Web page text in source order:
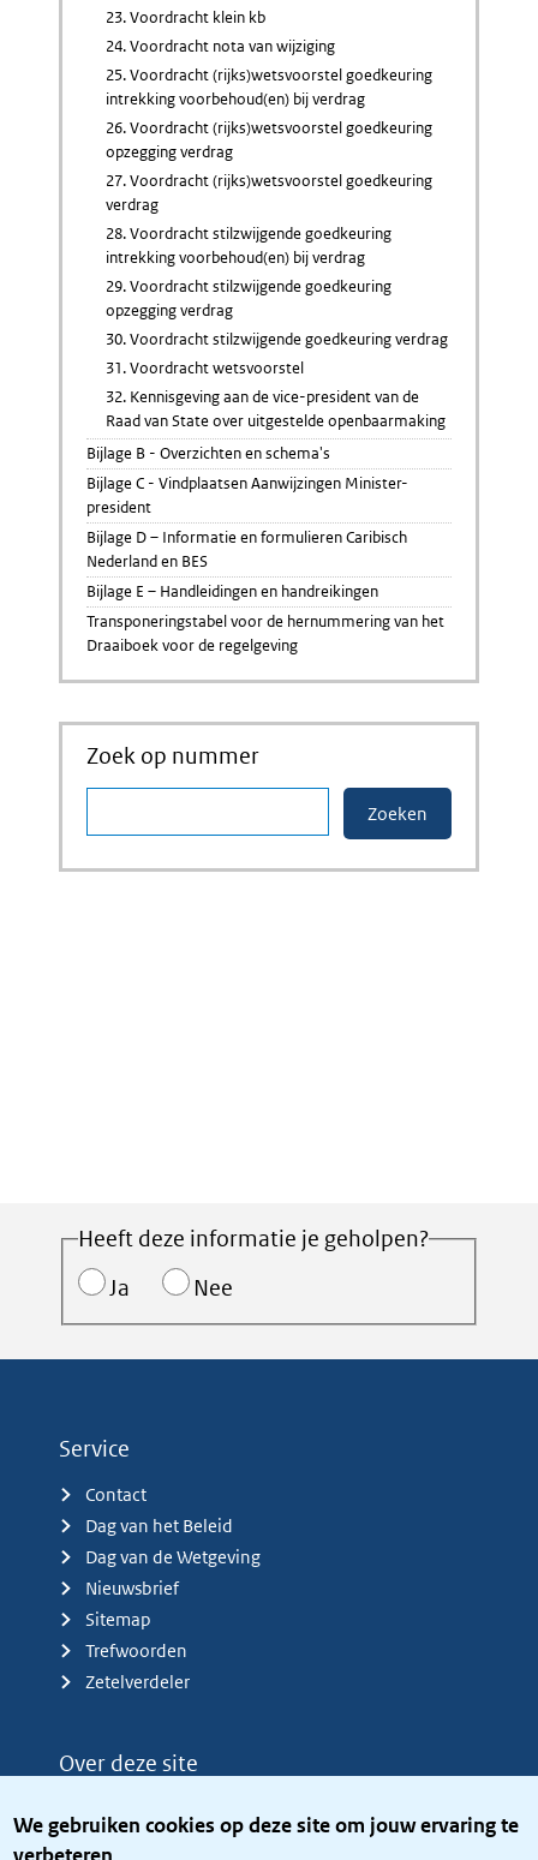
We gebruiken cookies op deze site om jouw ervaring te
23. Voordracht klein kb
24. Voordracht nota van wijziging
25. Voordracht (rijks)wetsvoorstel goedkeuring
intrekking voorbehoud(en) bij verdrag
26. Voordracht (rijks)wetsvoorstel goedkeuring
opzegging verdrag
27. Voordracht (rijks)wetsvoorstel goedkeuring
verdrag
28. Voordracht stilzwijgende goedkeuring
intrekking voorbehoud(en) bij verdrag
29. Voordracht stilzwijgende goedkeuring
opzegging verdrag
30. Voordracht stilzwijgende goedkeuring verdrag
31. Voordracht wetsvoorstel
32. Kennisgeving aan de vice-president van de
Raad van State over uitgestelde openbaarmaking
Bijlage B - Overzichten en schema's
Bijlage C - Vindplaatsen Aanwijzingen Minister-
president
Bijlage D – Informatie en formulieren Caribisch
Nederland en BES
Bijlage E – Handleidingen en handreikingen
Transponeringstabel voor de hernummering van het
Draaiboek voor de regelgeving
Zoek op nummer
Heeft deze informatie je geholpen?
Ja
Nee
Service
Contact
Dag van het Beleid
Dag van de Wetgeving
Nieuwsbrief
Sitemap
Trefwoorden
Zetelverdeler
Over deze site
Privacy